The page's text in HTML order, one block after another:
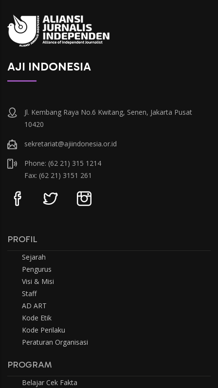
AJI INDONESIA
Jl. Kembang Raya No.6 Kwitang, Senen, Jakarta Pusat
10420
sekretariat@ajiindonesia.or.id
Phone: (62 21) 315 1214
Fax: (62 21) 3151 261
PROFIL
Sejarah
Pengurus
Visi & Misi
Staff
AD ART
Kode Etik
Kode Perilaku
Peraturan Organisasi
PROGRAM
Belajar Cek Fakta